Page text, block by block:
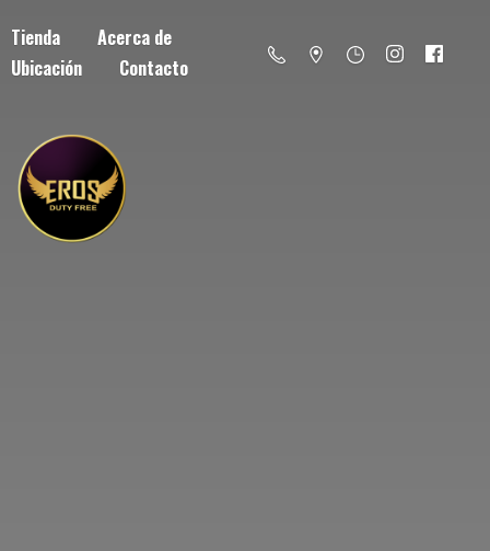
Tienda
Acerca de
Ubicación
Contacto